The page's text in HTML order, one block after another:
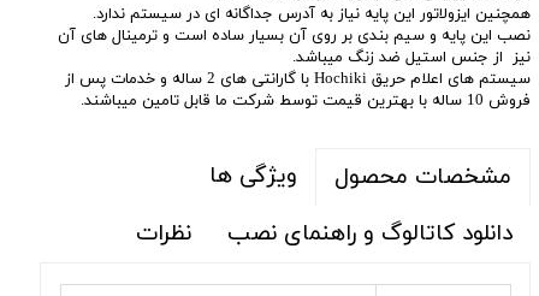
همچنین ایزولاتور این پایه نیاز به آدرس جداگانه ای در سیستم ندارد.
نصب این پایه و سیم بندی بر روی آن بسیار ساده است و ترمینال های آن
نیز از جنس استیل ضد زنگ میباشد.
سیستم های اعلام حریق Hochiki با گارانتی های 2 ساله و خدمات پس از
فروش 10 ساله با بهترین قیمت توسط شرکت ما قابل تامین میباشند.
مشخصات محصول
ویژگی ها
دانلود کاتالوگ و راهنمای نصب
نظرات